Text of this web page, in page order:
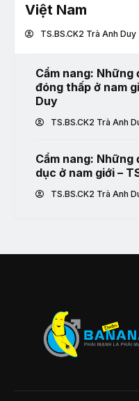
Việt Nam
TS.BS.CK2 Trà Anh Duy
Cẩm nang:
đóng thấp ở nam
Duy
TS.BS.CK2 Trà Anh
Cẩm nang:
dục ở nam giới –
TS.BS.CK2 Trà Anh